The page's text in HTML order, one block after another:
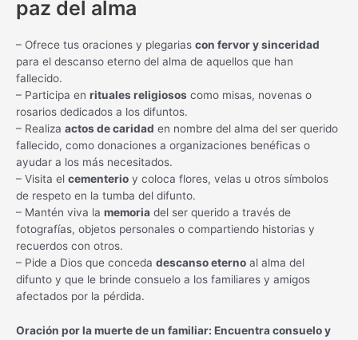
paz del alma
– Ofrece tus oraciones y plegarias con fervor y sinceridad
para el descanso eterno del alma de aquellos que han
fallecido.
– Participa en rituales religiosos como misas, novenas o
rosarios dedicados a los difuntos.
– Realiza actos de caridad en nombre del alma del ser querido
fallecido, como donaciones a organizaciones benéficas o
ayudar a los más necesitados.
– Visita el cementerio y coloca flores, velas u otros símbolos
de respeto en la tumba del difunto.
– Mantén viva la memoria del ser querido a través de
fotografías, objetos personales o compartiendo historias y
recuerdos con otros.
– Pide a Dios que conceda descanso eterno al alma del
difunto y que le brinde consuelo a los familiares y amigos
afectados por la pérdida.
Oración por la muerte de un familiar: Encuentra consuelo y